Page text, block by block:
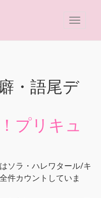
・語尾デ
プリキュ
ソラ・ハレワタール/キ
件カウントしていま